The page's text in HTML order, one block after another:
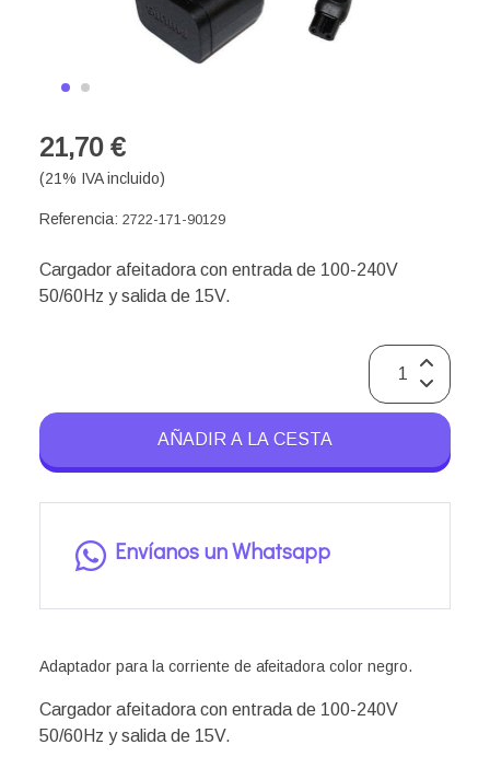
21,70 €
(21% IVA incluido)
Referencia: 2722-171-90129
Cargador afeitadora con entrada de 100-240V
50/60Hz y salida de 15V.
AÑADIR A LA CESTA
Envíanos un Whatsapp
Adaptador para la corriente de afeitadora color negro.
Cargador afeitadora con entrada de 100-240V
50/60Hz y salida de 15V.